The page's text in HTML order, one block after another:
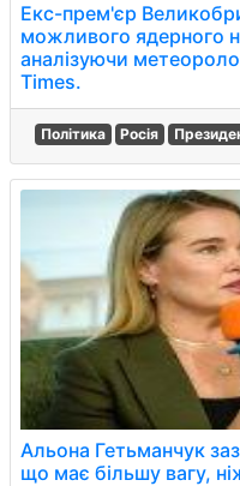
Екс-прем'єр
можливого ядерного
аналізуючи
Times.
Політика Росія
Альона Гетьманчук
що має більшу вагу,